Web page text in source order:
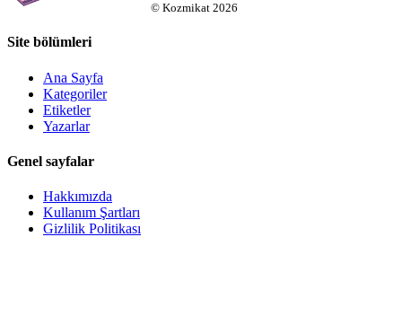
© Kozmikat 2026
Site bölümleri
Ana Sayfa
Kategoriler
Etiketler
Yazarlar
Genel sayfalar
Hakkımızda
Kullanım Şartları
Gizlilik Politikası